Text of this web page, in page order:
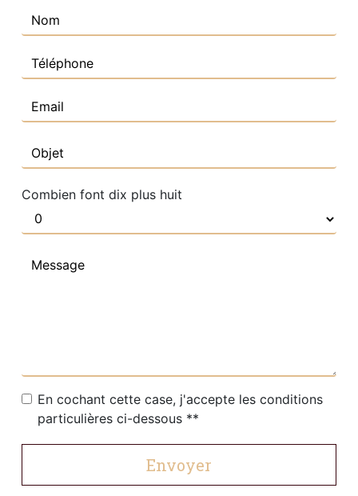
Combien font dix plus huit
En cochant cette case, j'accepte les conditions
particulières ci-dessous **
Envoyer